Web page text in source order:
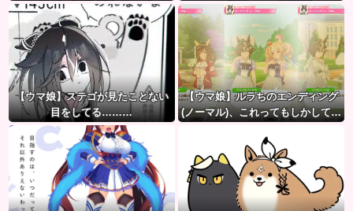
無理ゲー
【ウマ娘】ステゴが見たことない
目をしてる………
【ウマ娘】ルラちのエンディング
(ノーマル)、これってもしかして…